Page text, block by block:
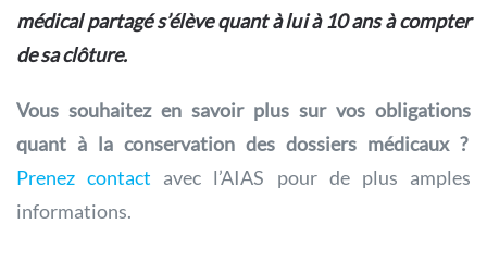
médical partagé s’élève quant à lui à 10 ans à compter
de sa clôture.
Vous souhaitez en savoir plus sur vos obligations
quant à la conservation des dossiers médicaux ?
Prenez contact avec l’AIAS pour de plus amples
informations.